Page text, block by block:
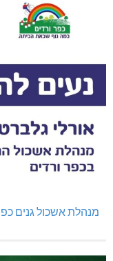
מנהלת אשכול גנים